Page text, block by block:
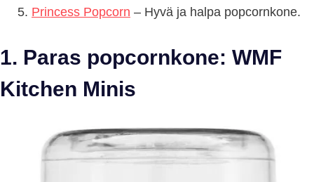
Princess Popcorn – Hyvä ja halpa popcornkone.
1. Paras popcornkone: WMF
Kitchen Minis